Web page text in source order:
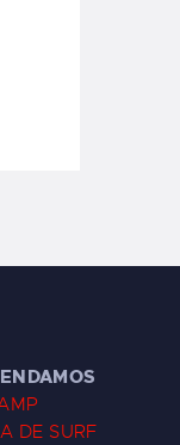
DE SURF